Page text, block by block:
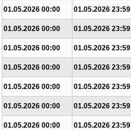
08.05.2026 00:00
08.05.2026 23:59
01.05.2026 00:00
01.05.2026 23:59
01.05.2026 00:00
01.05.2026 23:59
01.05.2026 00:00
01.05.2026 23:59
01.05.2026 00:00
01.05.2026 23:59
01.05.2026 00:00
01.05.2026 23:59
01.05.2026 00:00
01.05.2026 23:59